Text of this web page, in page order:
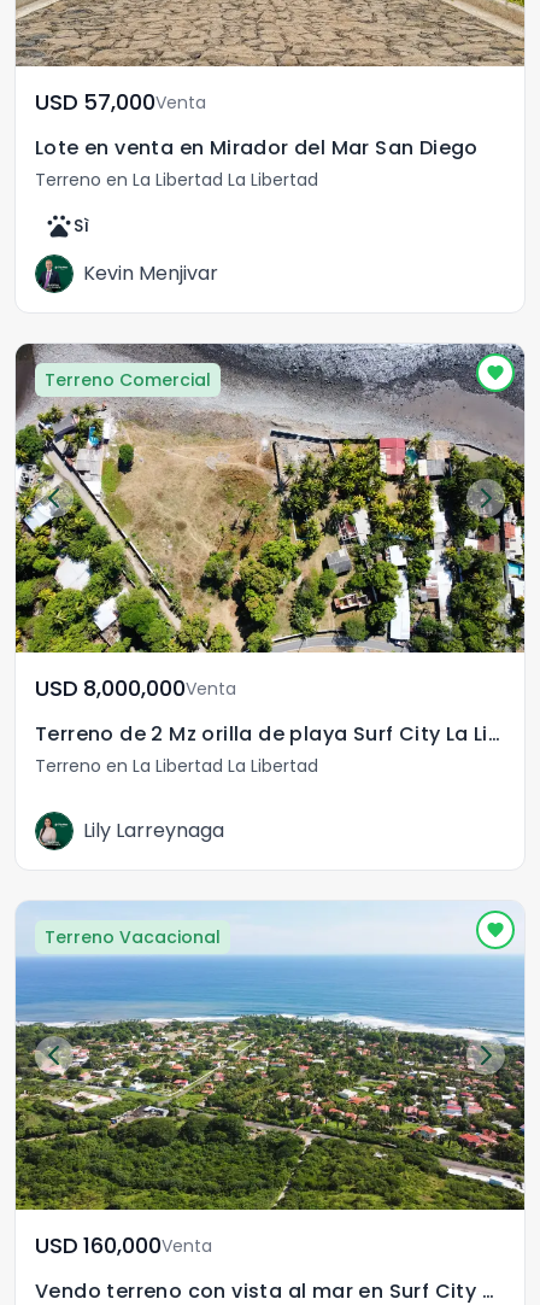
USD	57,000Venta
Lote en venta en Mirador del Mar San Diego
Terreno en La Libertad La Libertad
petsSì
Kevin Menjivar
Terreno Comercial
USD	8,000,000Venta
Terreno de 2 Mz orilla de playa Surf City La Libertad
Terreno en La Libertad La Libertad
Lily Larreynaga
Terreno Vacacional
USD	160,000Venta
Vendo terreno con vista al mar en Surf City San Blas